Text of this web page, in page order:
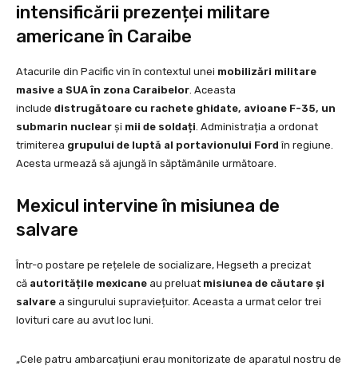
intensificării prezenței militare
americane în Caraibe
Atacurile din Pacific vin în contextul unei mobilizări militare
masive a SUA în zona Caraibelor . Aceasta
include distrugătoare cu rachete ghidate, avioane F-35, un
submarin nuclear și mii de soldați . Administrația a ordonat
trimiterea grupului de luptă al portavionului Ford în regiune.
Acesta urmează să ajungă în săptămânile următoare.
Mexicul intervine în misiunea de
salvare
Într-o postare pe rețelele de socializare, Hegseth a precizat
că autoritățile mexicane au preluat misiunea de căutare și
salvare a singurului supraviețuitor. Aceasta a urmat celor trei
lovituri care au avut loc luni.
„Cele patru ambarcațiuni erau monitorizate de aparatul nostru de